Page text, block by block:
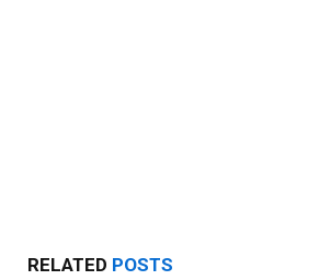
RELATED POSTS